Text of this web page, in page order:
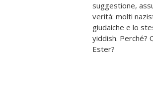
suggestione,
verità: molti
giudaiche e lo
yiddish. Perché?
Ester?